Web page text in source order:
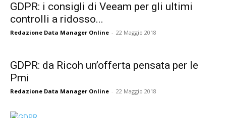
GDPR: i consigli di Veeam per gli ultimi
controlli a ridosso...
Redazione Data Manager Online - 22 Maggio 2018
GDPR: da Ricoh un’offerta pensata per le
Pmi
Redazione Data Manager Online - 22 Maggio 2018